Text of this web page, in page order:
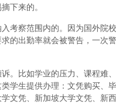
下来的。
考察范围内的。因为国外院
的出勤率就会被警告，一次
。比如学业的压力、课程难
学生提供办理：文凭购买、
文凭、新加坡大学文凭、新